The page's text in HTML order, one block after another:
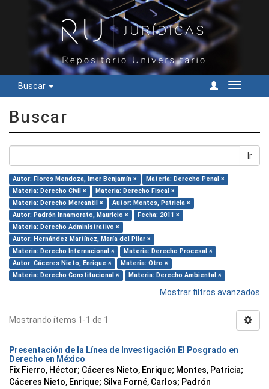
Buscar
Cambiar
Buscar
Ir
Autor: Flores Mendoza, Imer Benjamín ×
Materia: Derecho Penal ×
Materia: Derecho Civil ×
Materia: Derecho Fiscal ×
Materia: Derecho Mercantil ×
Autor: Montes, Patricia ×
Autor: Padrón Innamorato, Mauricio ×
Fecha: 2011 ×
Materia: Derecho Administrativo ×
Autor: Hernández Martínez, María del Pilar ×
Materia: Derecho Internacional ×
Materia: Derecho Procesal ×
Autor: Cáceres Nieto, Enrique ×
Materia: Otro ×
Materia: Derecho Constitucional ×
Materia: Derecho Ambiental ×
Mostrar filtros avanzados
Mostrando ítems 1-1 de 1
Presentación de la Línea de Investigación El Posgrado en
Derecho en México
Fix Fierro, Héctor; Cáceres Nieto, Enrique; Montes, Patricia;
Cáceres Nieto, Enrique; Silva Forné, Carlos; Padrón